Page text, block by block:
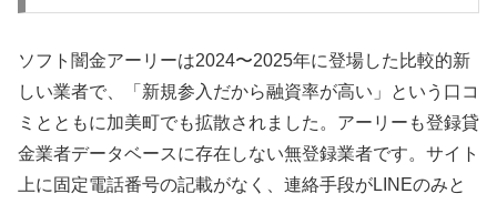
ソフト闇金アーリーは2024〜2025年に登場した比較的新
しい業者で、「新規参入だから融資率が高い」という口コ
ミとともに加美町でも拡散されました。アーリーも登録貸
金業者データベースに存在しない無登録業者です。サイト
上に固定電話番号の記載がなく、連絡手段がLINEのみと